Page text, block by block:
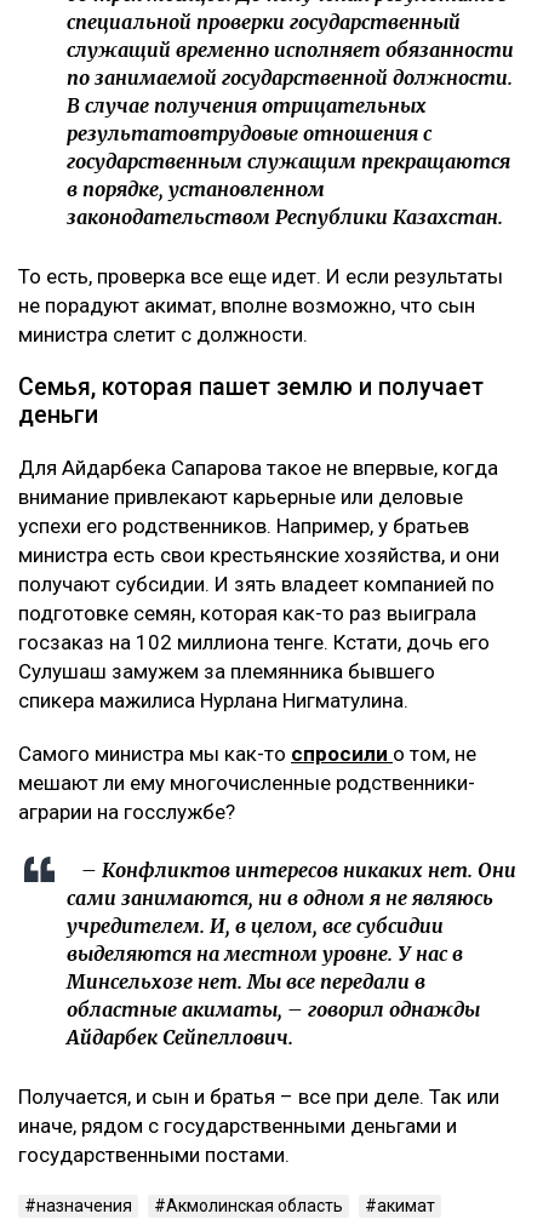
специальной проверки государственный
служащий временно исполняет обязанности
по занимаемой государственной должности.
В случае получения отрицательных
результатовтрудовые отношения с
государственным служащим прекращаются
в порядке, установленном
законодательством Республики Казахстан.
То есть, проверка все еще идет. И если результаты
не порадуют акимат, вполне возможно, что сын
министра слетит с должности.
Семья, которая пашет землю и получает
деньги
Для Айдарбека Сапарова такое не впервые, когда
внимание привлекают карьерные или деловые
успехи его родственников. Например, у братьев
министра есть свои крестьянские хозяйства, и они
получают субсидии. И зять владеет компанией по
подготовке семян, которая как-то раз выиграла
госзаказ на 102 миллиона тенге. Кстати, дочь его
Сулушаш замужем за племянника бывшего
спикера мажилиса Нурлана Нигматулина.
Самого министра мы как-то спросили о том, не
мешают ли ему многочисленные родственники-
аграрии на госслужбе?
– Конфликтов интересов никаких нет. Они
сами занимаются, ни в одном я не являюсь
учредителем. И, в целом, все субсидии
выделяются на местном уровне. У нас в
Минсельхозе нет. Мы все передали в
областные акиматы, – говорил однажды
Айдарбек Сейпеллович.
Получается, и сын и братья – все при деле. Так или
иначе, рядом с государственными деньгами и
государственными постами.
назначения Акмолинская область
акимат